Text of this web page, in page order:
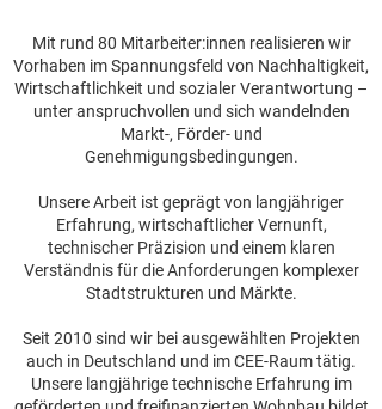
Mit rund 80 Mitarbeiter:innen realisieren wir
Vorhaben im Spannungsfeld von Nachhaltigkeit,
Wirtschaftlichkeit und sozialer Verantwortung –
unter anspruchvollen und sich wandelnden
Markt-, Förder- und
Genehmigungsbedingungen.
Unsere Arbeit ist geprägt von langjähriger
Erfahrung, wirtschaftlicher Vernunft,
technischer Präzision und einem klaren
Verständnis für die Anforderungen komplexer
Stadtstrukturen und Märkte.
Seit 2010 sind wir bei ausgewählten Projekten
auch in Deutschland und im CEE-Raum tätig.
Unsere langjährige technische Erfahrung im